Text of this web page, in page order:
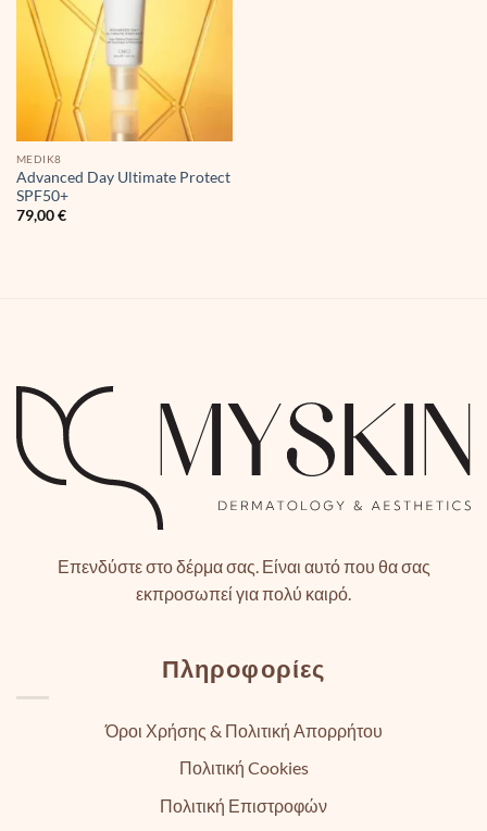
MEDIK8
Advanced Day Ultimate Protect
SPF50+
79,00€
Επενδύστε στο δέρμα σας. Είναι αυτό που θα σας
εκπροσωπεί για πολύ καιρό.
Πληροφορίες
Όροι Χρήσης & Πολιτική Απορρήτου
Πολιτική Cookies
Πολιτική Επιστροφών